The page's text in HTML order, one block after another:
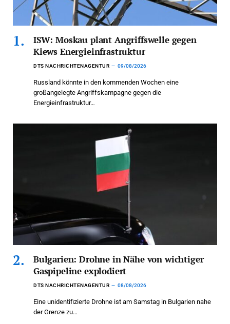
ISW: Moskau plant Angriffswelle gegen
Kiews Energieinfrastruktur
DTS NACHRICHTENAGENTUR 09/08/2026
Russland könnte in den kommenden Wochen eine
großangelegte Angriffskampagne gegen die
Energieinfrastruktur…
Bulgarien: Drohne in Nähe von wichtiger
Gaspipeline explodiert
DTS NACHRICHTENAGENTUR 08/08/2026
Eine unidentifizierte Drohne ist am Samstag in Bulgarien nahe
der Grenze zu…